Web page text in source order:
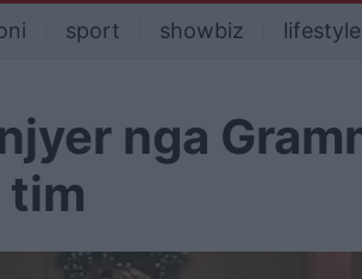
sport showbiz lifestyle
nga
tim